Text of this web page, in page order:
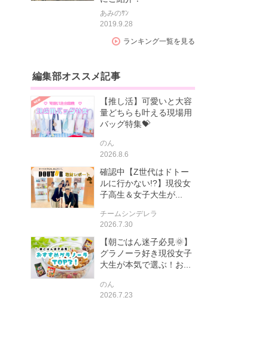
あみのｻﾝ
2019.9.28
ランキング一覧を見る
編集部オススメ記事
【推し活】可愛いと大容
量どちらも叶える現場用
バッグ特集💝
のん
2026.8.6
確認中【Z世代はドトー
ルに行かない!?】現役女
子高生＆女子大生が...
チームシンデレラ
2026.7.30
【朝ごはん迷子必見🌞】
グラノーラ好き現役女子
大生が本気で選ぶ！お...
のん
2026.7.23